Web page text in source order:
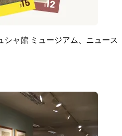
シャ館 ミュージアム、ニュース